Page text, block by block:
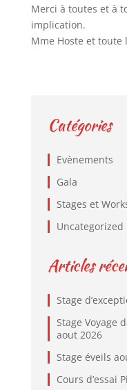
Merci à toutes et à
implication.
Mme Hoste et toute
Catégories
Evènements
Gala
Stages et
Uncategorized
Articles
Stage
Stage Voyage
aout 2026
Stage éveils
Cours d’essai